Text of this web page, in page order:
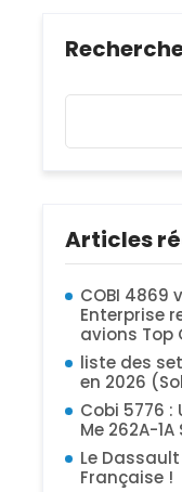
Articles
COBI 4869
Enterprise
avions Top
liste des
en 2026
Cobi 5776
Me 262A-
Le
Française !